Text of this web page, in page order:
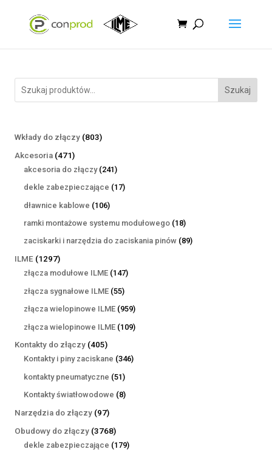
Szukaj
Wkłady do złączy 803803
Akcesoria 471471
produktów
akcesoria do złączy 241241
produktów
dekle zabezpieczające 1717
dławnice kablowe 106106
produktów
ramki montażowe systemu modułowego 1818
produktów
zaciskarki i narzędzia do zaciskania pinów 8989
ILME 12971297
produktów
złącza modułowe ILME 147147
złącza sygnałowe ILME 5555
produktów
złącza wielopinowe ILME 959959
produktów
złącza wielopinowe ILME 109109
Kontakty do złączy 405405
produktów
Kontakty i piny zaciskane 346346
kontakty pneumatyczne 5151
produktów
Kontakty światłowodowe 88
Narzędzia do złączy 9797
produktów
Obudowy do złączy 37683768
produktów
dekle zabezpieczające 179179